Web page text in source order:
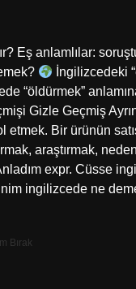
Eş anlamlılar:
İngilizcedeki
“öldürmek”
Gizle Geçmiş
etmek. Bir ürünün
araştırmak,
expr. Cüsse
ingilizcede ne
Bırak